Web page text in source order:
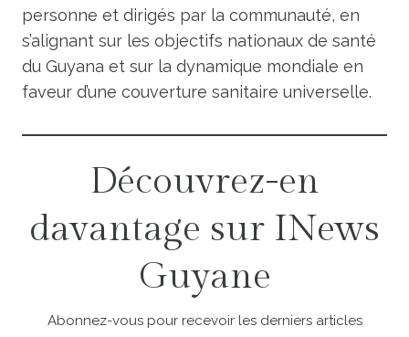
personne et dirigés par la communauté, en
s’alignant sur les objectifs nationaux de santé
du Guyana et sur la dynamique mondiale en
faveur d’une couverture sanitaire universelle.
Découvrez-en
davantage sur INews
Guyane
Abonnez-vous pour recevoir les derniers articles